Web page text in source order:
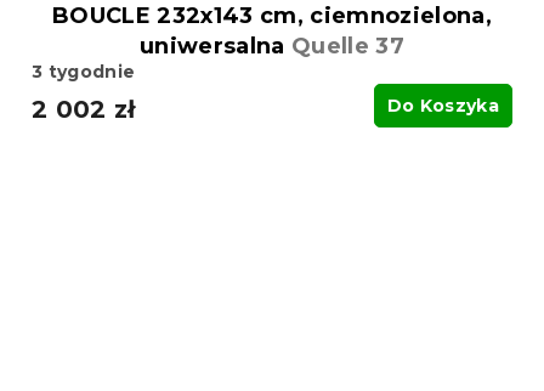
BOUCLE 232x143 cm, ciemnozielona,
uniwersalna Quelle 37
3 tygodnie
2 002 zł Do Koszyka